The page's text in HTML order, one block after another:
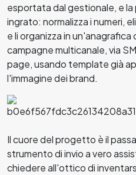
esportata dal gestionale, e
ingrato: normalizza i numeri,
e li organizza in
campagne multicanale, via
page, usando template già
l'immagine dei brand.
Il cuore del progetto è il
strumento di invio a vero
chiedere all'ottico di